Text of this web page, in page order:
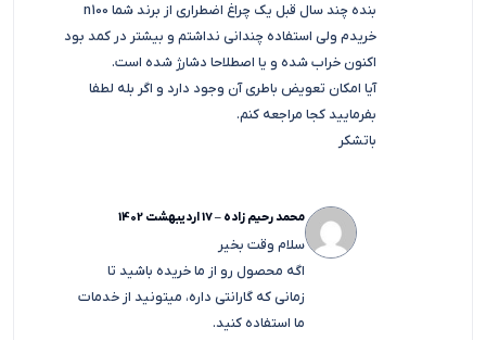
بنده چند سال قبل یک چراغ اضطراری از برند شما n100
خریدم ولی استفاده چندانی نداشتم و بیشتر در کمد بود
اکنون خراب شده و یا اصطلاحا دشارژ شده است.
آیا امکان تعويض باطري آن وجود دارد و اگر بله لطفا
بفرمایید کجا مراجعه‌ کنم.
باتشکر
محمد رحیم زاده –17 اردیبهشت 1402
سلام وقت بخیر
اگه محصول رو از ما خریده باشید تا
زمانی که گارانتی داره، میتونید از خدمات
ما استفاده کنید.